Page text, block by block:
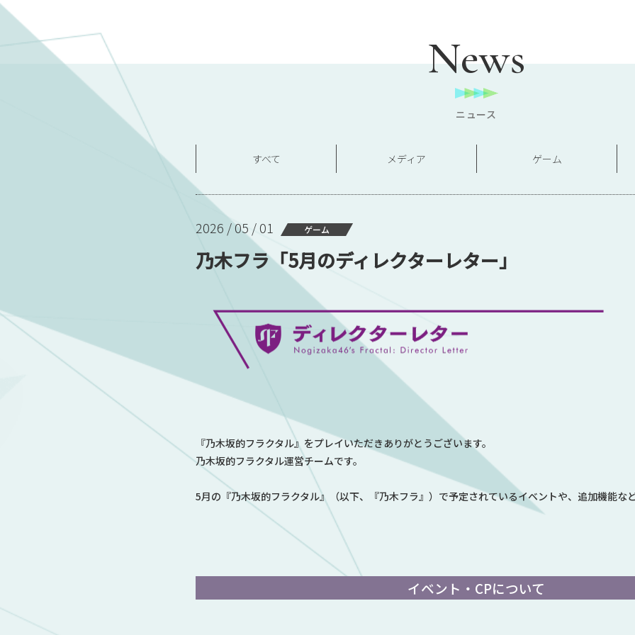
News
ニュース
すべて メディア ゲーム
2026 / 05 / 01 ゲーム
乃木フラ「5月のディレクターレター」
『乃木坂的フラクタル』をプレイいただきありがとうございます。
乃木坂的フラクタル運営チームです。
5月の『乃木坂的フラクタル』（以下、『乃木フラ』）で予定されているイベントや、追加機能な
イベント・CPについて